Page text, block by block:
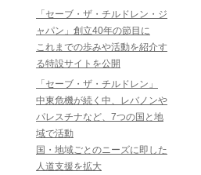
「セーブ・ザ・チルドレン・ジ
ャパン」創立40年の節目に
これまでの歩みや活動を紹介す
る特設サイトを公開
「セーブ・ザ・チルドレン」
中東危機が続く中、レバノンや
パレスチナなど、7つの国と地
域で活動
国・地域ごとのニーズに即した
人道支援を拡大